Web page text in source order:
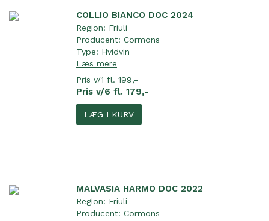
COLLIO BIANCO DOC 2024
Region: Friuli
Producent: Cormons
Type: Hvidvin
Læs mere
Pris v/1 fl. 199,-
Pris v/6 fl. 179,-
LÆG I KURV
MALVASIA HARMO DOC 2022
Region: Friuli
Producent: Cormons